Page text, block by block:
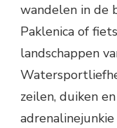
wandelen in de
Paklenica of
landschappen
zeilen, duiken